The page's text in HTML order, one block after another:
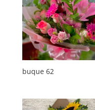
buque 62